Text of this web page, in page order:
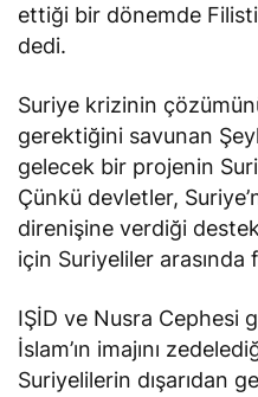
ettiği bir dönemde
dedi.
Suriye krizinin
gerektiğini savunan
gelecek bir projenin
Çünkü devletler,
direnişine verdiği
için Suriyeliler arasında
IŞİD ve Nusra Cephesi
İslam’ın imajını
Suriyelilerin dışarıdan